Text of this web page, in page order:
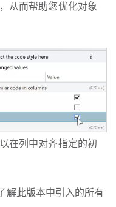
从而帮助您优化对象
在列中对齐指定的初
解此版本中引入的所有